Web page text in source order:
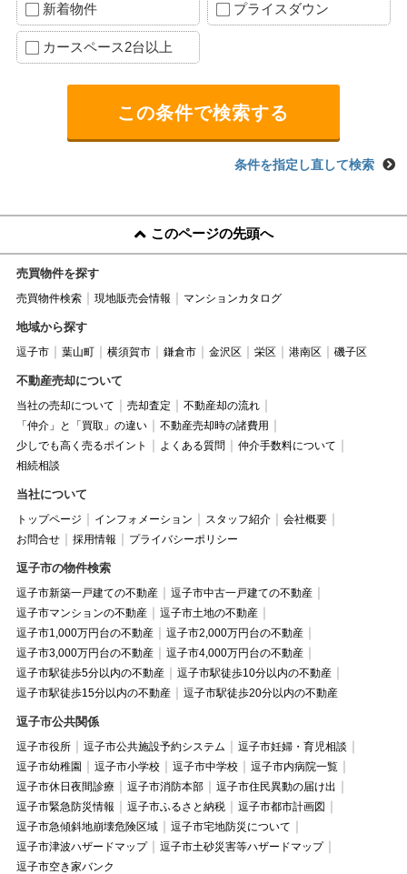
新着物件 プライスダウン
カースペース2台以上
条件を指定し直して検索
このページの先頭へ
売買物件を探す
売買物件検索 現地販売会情報 マンションカタログ
地域から探す
逗子市 葉山町 横須賀市 鎌倉市 金沢区 栄区 港南区 磯子区
不動産売却について
当社の売却について 売却査定
不動産却の流れ
「仲介」と「買取」の違い
不動産売却時の諸費用
少しでも高く売るポイント
よくある質問
仲介手数料について
相続相談
当社について
トップページ インフォメーション スタッフ紹介
会社概要
お問合せ
採用情報 プライバシーポリシー
逗子市の物件検索
逗子市新築一戸建ての不動産
逗子市中古一戸建ての不動産
逗子市マンションの不動産
逗子市土地の不動産
逗子市1,000万円台の不動産
逗子市2,000万円台の不動産
逗子市3,000万円台の不動産
逗子市4,000万円台の不動産
逗子市駅徒歩5分以内の不動産
逗子市駅徒歩10分以内の不動産
逗子市駅徒歩15分以内の不動産
逗子市駅徒歩20分以内の不動産
逗子市公共関係
逗子市役所 逗子市公共施設予約システム
逗子市妊婦・育児相談
逗子市幼稚園
逗子市小学校 逗子市中学校
逗子市内病院一覧
逗子市休日夜間診療
逗子市消防本部
逗子市住民異動の届け出
逗子市緊急防災情報
逗子市ふるさと納税
逗子市都市計画図
逗子市急傾斜地崩壊危険区域
逗子市宅地防災について
逗子市津波ハザードマップ
逗子市土砂災害等ハザードマップ
逗子市空き家バンク